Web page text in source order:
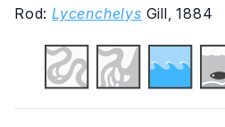
Rod: Lycenchelys Gill, 1884